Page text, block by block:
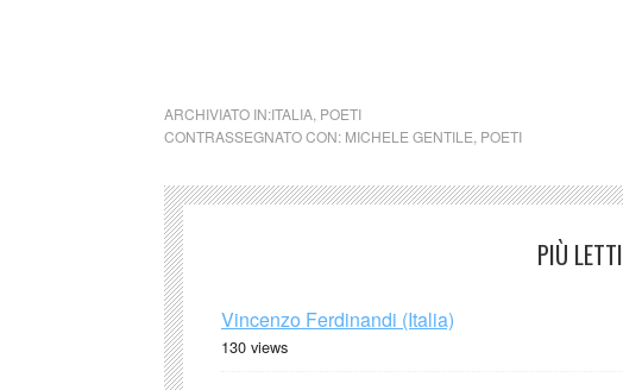
ARCHIVIATO IN:ITALIA POETI
CONTRASSEGNATO CON: MICHELE GENTILE POETI
PIÙ LETTI
Vincenzo Ferdinandi (Italia)
130 views